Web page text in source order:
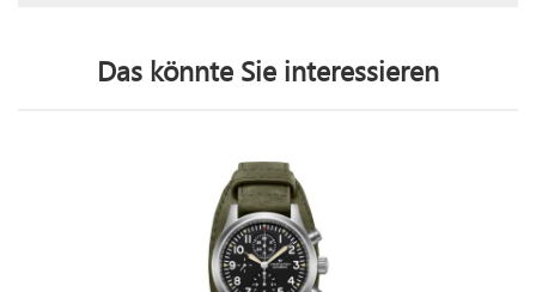
Das könnte Sie interessieren